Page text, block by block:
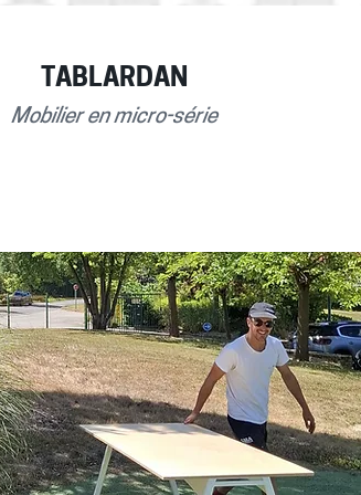
TABLARDAN
Mobilier en micro-série